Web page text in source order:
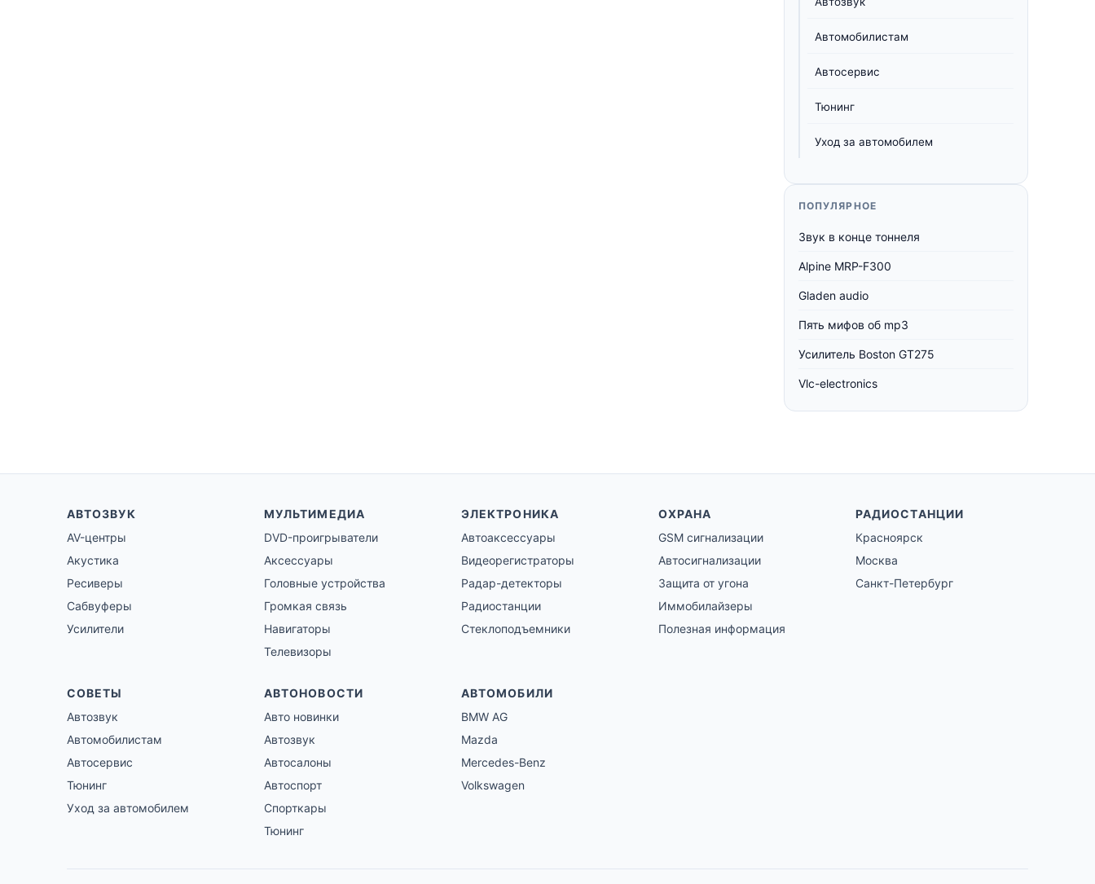
Автомобилистам
Автосервис
Тюнинг
Уход за автомобилем
ПОПУЛЯРНОЕ
Звук в конце тоннеля
Alpine MRP-F300
Gladen audio
Пять мифов об mp3
Усилитель Boston GT275
Vlc-electronics
АВТОЗВУК
AV-центры
Акустика
Ресиверы
Сабвуферы
Усилители
МУЛЬТИМЕДИА
DVD-проигрыватели
Аксессуары
Головные устройства
Громкая связь
Навигаторы
Телевизоры
ЭЛЕКТРОНИКА
Автоаксессуары
Видеорегистраторы
Радар-детекторы
Радиостанции
Стеклоподъемники
ОХРАНА
GSM сигнализации
Автосигнализации
Защита от угона
Иммобилайзеры
Полезная информация
РАДИОСТАНЦИИ
Красноярск
Москва
Санкт-Петербург
СОВЕТЫ
Автозвук
Автомобилистам
Автосервис
Тюнинг
Уход за автомобилем
АВТОНОВОСТИ
Авто новинки
Автозвук
Автосалоны
Автоспорт
Спорткары
Тюнинг
АВТОМОБИЛИ
BMW AG
Mazda
Mercedes-Benz
Volkswagen